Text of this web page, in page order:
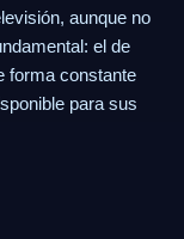
aunque no
el de
forma constante
para sus